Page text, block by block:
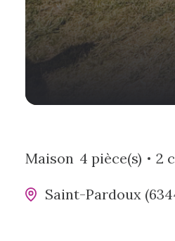
Maison 4 pièce(s) 2
Saint-Pardoux